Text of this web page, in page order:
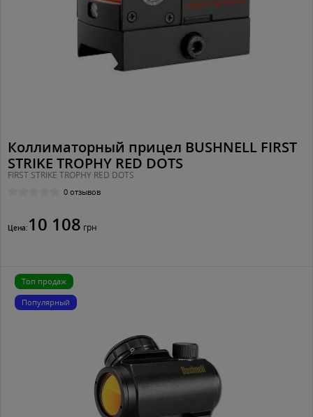
Коллиматорный прицел BUSHNELL FIRST
STRIKE TROPHY RED DOTS
FIRST STRIKE TROPHY RED DOTS
0 отзывов
Цена: 10 108 грн
Топ продаж
Популярный